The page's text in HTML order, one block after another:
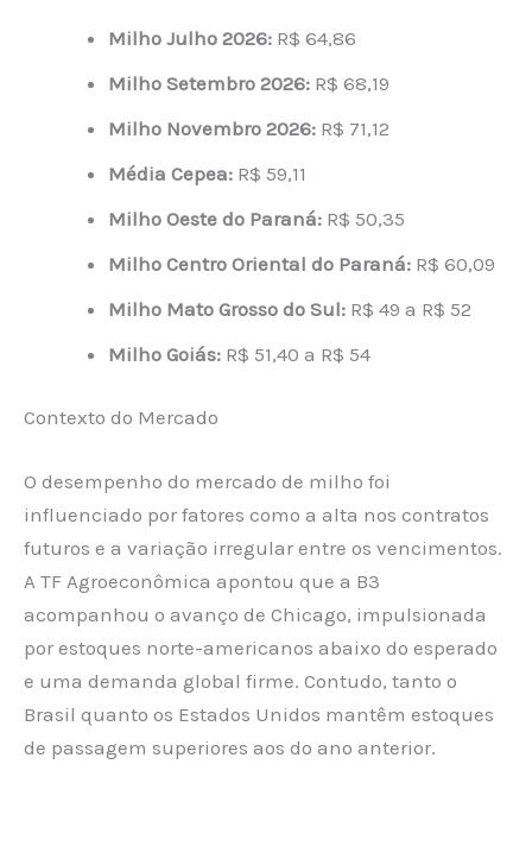
Milho Julho 2026: R$ 64,86
Milho Setembro 2026: R$ 68,19
Milho Novembro 2026: R$ 71,12
Média Cepea: R$ 59,11
Milho Oeste do Paraná: R$ 50,35
Milho Centro Oriental do Paraná: R$ 60,09
Milho Mato Grosso do Sul: R$ 49 a R$ 52
Milho Goiás: R$ 51,40 a R$ 54
Contexto do Mercado
O desempenho do mercado de milho foi
influenciado por fatores como a alta nos contratos
futuros e a variação irregular entre os vencimentos.
A TF Agroeconômica apontou que a B3
acompanhou o avanço de Chicago, impulsionada
por estoques norte-americanos abaixo do esperado
e uma demanda global firme. Contudo, tanto o
Brasil quanto os Estados Unidos mantêm estoques
de passagem superiores aos do ano anterior.